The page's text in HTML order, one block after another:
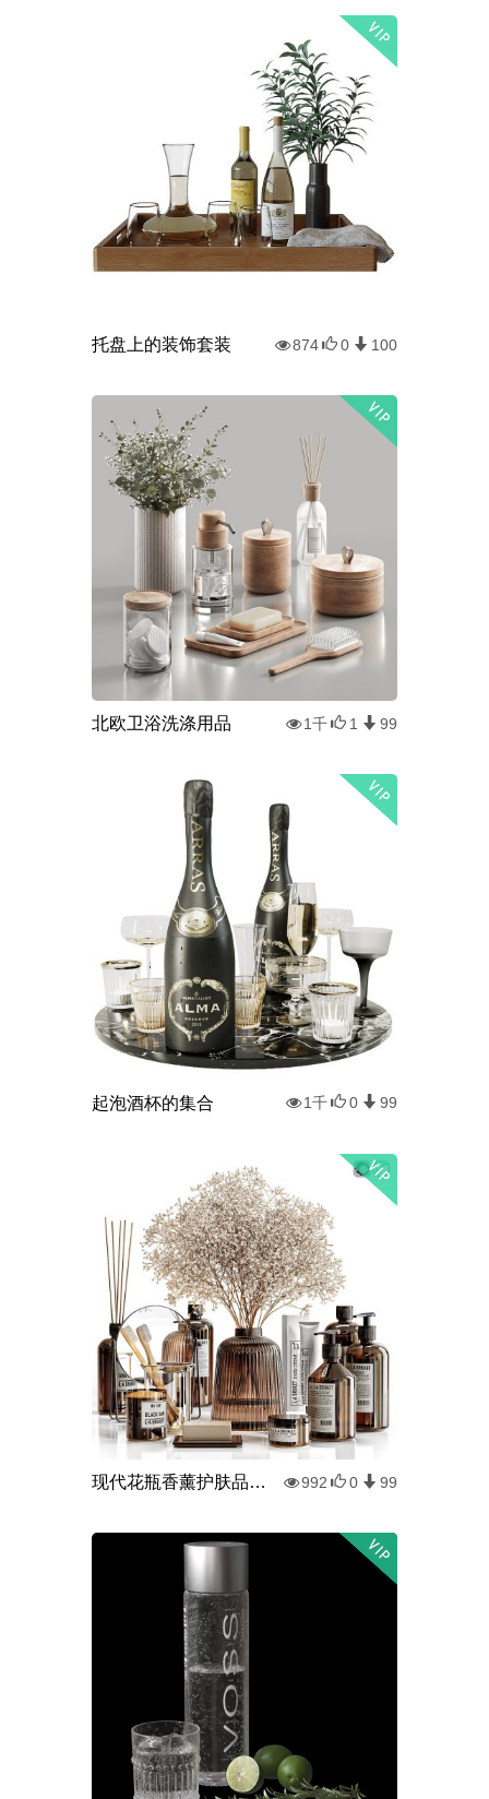
托盘上的装饰套装 874 0 100
北欧卫浴洗涤用品 1千 1 99
起泡酒杯的集合 1千 0 99
现代花瓶香薰护肤品洗涤用品 992 0 99